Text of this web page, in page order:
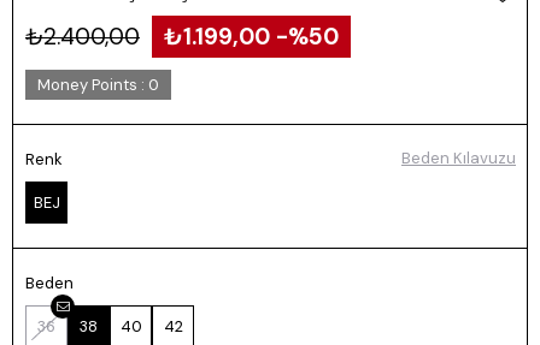
₺2.400,00 ₺1.199,00 50
Money Points : 0
Renk
BEJ
Beden
36 38 40 42
Beden Kılavuzu